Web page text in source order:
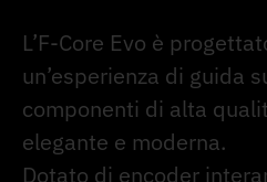
L’F-Core Evo è
un’esperienza di guida
componenti di alta
elegante e moderna.
Dotato di encoder